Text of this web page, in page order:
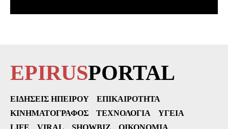
EPIRUSPORTAL
ΕΙΔΉΣΕΙΣ ΗΠΕΊΡΟΥ
ΕΠΙΚΑΙΡΌΤΗΤΑ
ΚΙΝΗΜΑΤΟΓΡΆΦΟΣ
ΤΕΧΝΟΛΟΓΊΑ
ΥΓΕΊΑ